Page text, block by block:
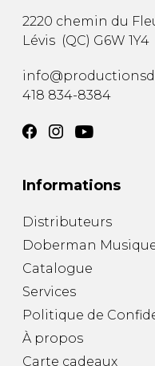
2220 chemin du
Lévis (QC) G6W 1Y4
418 834-8384
Informations
Distributeurs
Doberman
Catalogue
Services
Politique de
À propos
Carte cadeaux